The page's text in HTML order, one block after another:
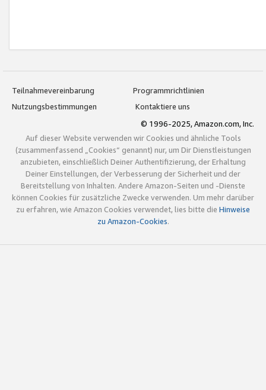
Teilnahmevereinbarung
Programmrichtlinien
Nutzungsbestimmungen
Kontaktiere uns
© 1996-2025, Amazon.com, Inc.
Auf dieser Website verwenden wir Cookies und ähnliche Tools
(zusammenfassend „Cookies“ genannt) nur, um Dir Dienstleistungen
anzubieten, einschließlich Deiner Authentifizierung, der Erhaltung
Deiner Einstellungen, der Verbesserung der Sicherheit und der
Bereitstellung von Inhalten. Andere Amazon-Seiten und -Dienste
können Cookies für zusätzliche Zwecke verwenden. Um mehr darüber
zu erfahren, wie Amazon Cookies verwendet, lies bitte die Hinweise
zu Amazon-Cookies.